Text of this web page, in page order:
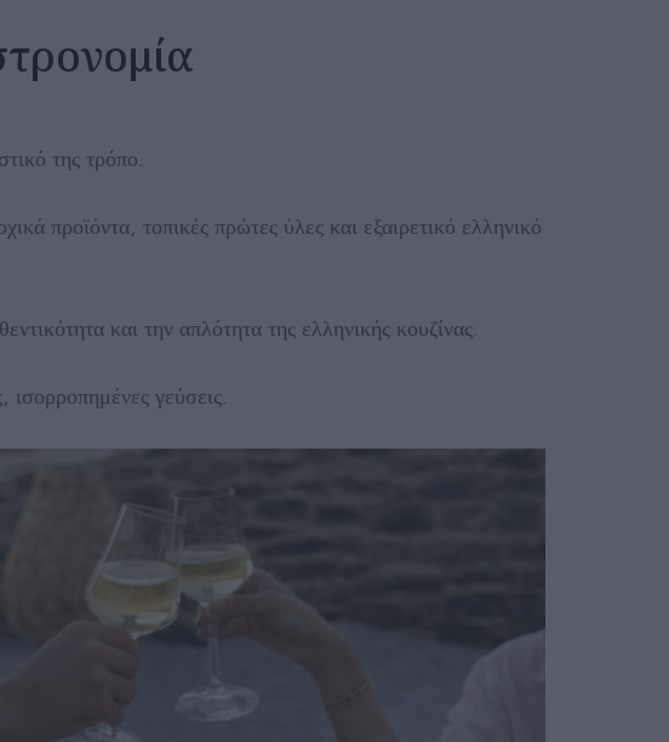
της τρόπο.
προϊόντα, τοπικές πρώτες ύλες και εξαιρετικό ελληνικό
και την απλότητα της ελληνικής κουζίνας.
γεύσεις.